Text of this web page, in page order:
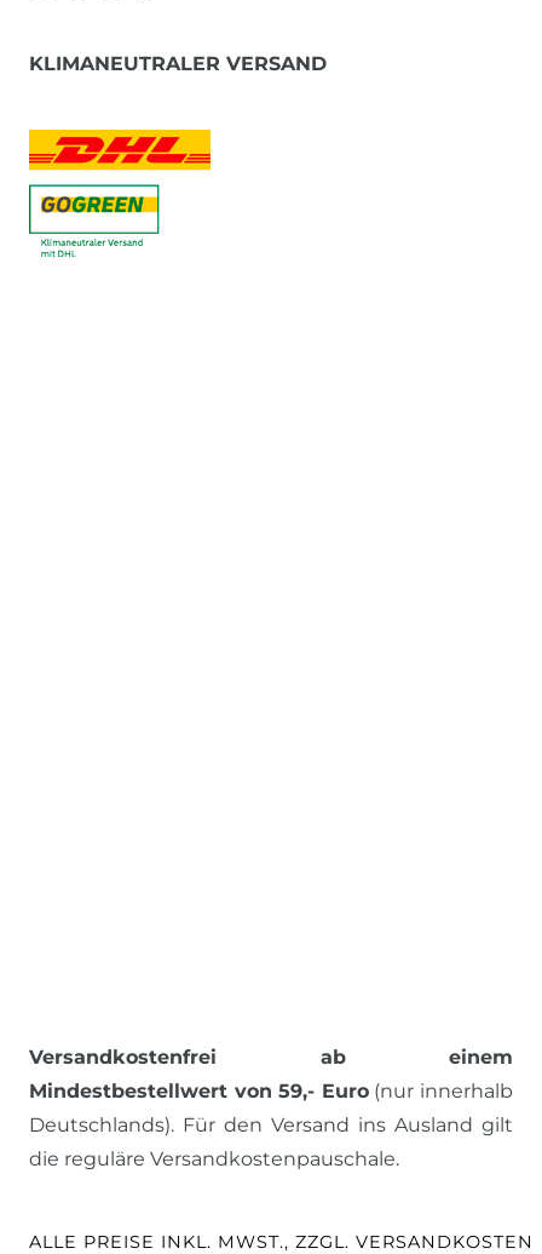
KLIMANEUTRALER VERSAND
Versandkostenfrei ab einem
Mindestbestellwert von 59,- Euro(nur innerhalb
Deutschlands). Für den Versand ins Ausland gilt
die reguläre Versandkostenpauschale.
ALLE PREISE INKL. MWST., ZZGL. VERSANDKOSTEN